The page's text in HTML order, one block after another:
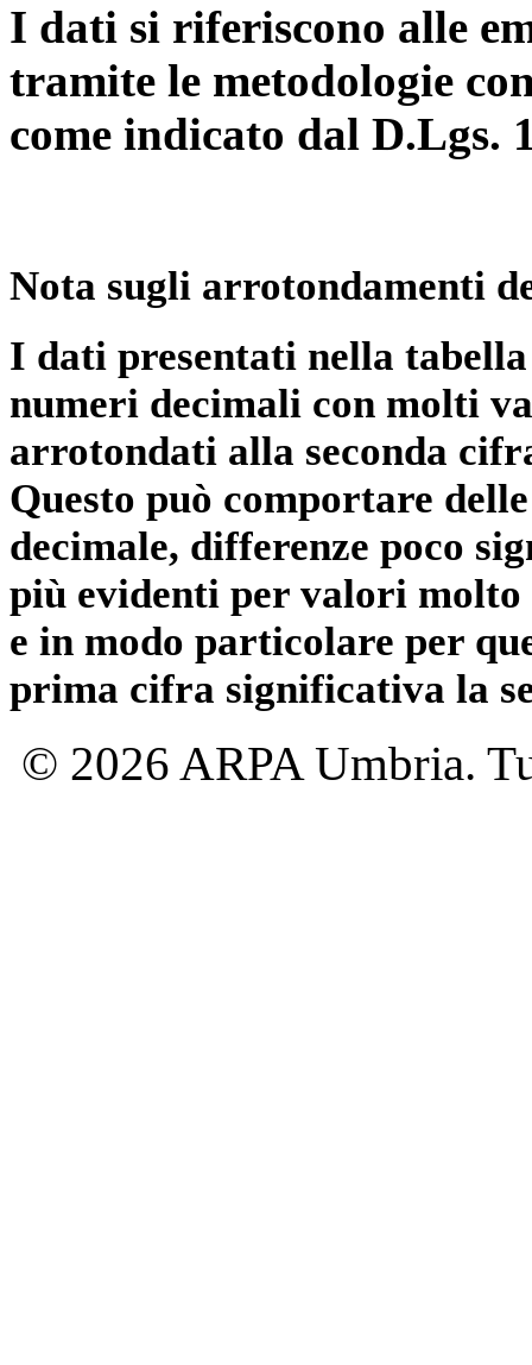
I dati si riferiscono alle
tramite le metodologie
come indicato dal D.Lgs.
Nota sugli arrotondamenti
I dati presentati nella
numeri decimali con molti
arrotondati alla seconda
Questo può comportare
decimale, differenze poco
più evidenti per valori
e in modo particolare per
prima cifra significativa la
© 2026 ARPA Umbria.